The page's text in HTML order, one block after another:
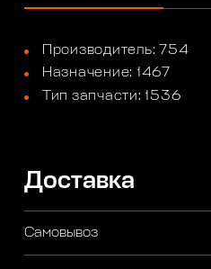
Производитель: 754
Назначение: 1467
Тип запчасти: 1536
Доставка
Самовывоз